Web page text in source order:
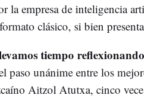
la empresa de inteligencia
clásico, si bien
tiempo
paso unánime entre los
Aitzol Atutxa, cinco